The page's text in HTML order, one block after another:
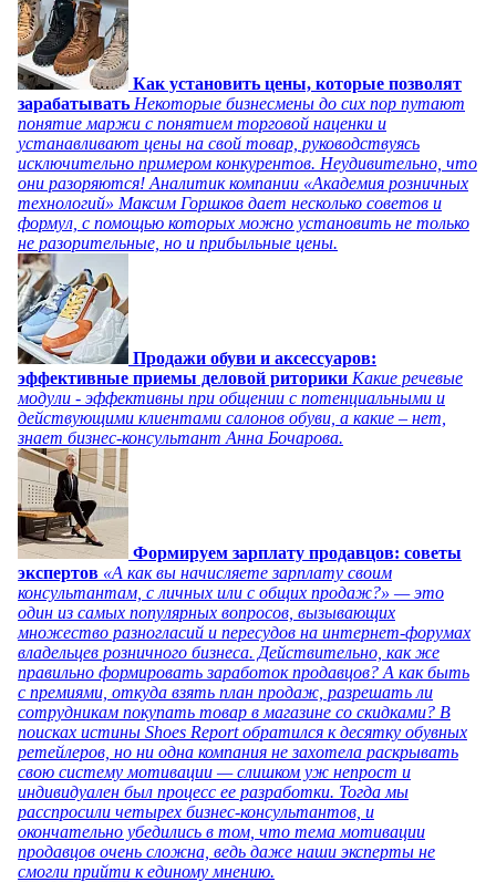
Как установить цены, которые позволят
зарабатывать Некоторые бизнесмены до сих пор путают
понятие маржи с понятием торговой наценки и
устанавливают цены на свой товар, руководствуясь
исключительно примером конкурентов. Неудивительно, что
они разоряются! Аналитик компании «Академия розничных
технологий» Максим Горшков дает несколько советов и
формул, с помощью которых можно установить не только
не разорительные, но и прибыльные цены.
Продажи обуви и аксессуаров:
эффективные приемы деловой риторики Какие речевые
модули - эффективны при общении с потенциальными и
действующими клиентами салонов обуви, а какие – нет,
знает бизнес-консультант Анна Бочарова.
Формируем зарплату продавцов: советы
экспертов «А как вы начисляете зарплату своим
консультантам, с личных или с общих продаж?» — это
один из самых популярных вопросов, вызывающих
множество разногласий и пересудов на интернет-форумах
владельцев розничного бизнеса. Действительно, как же
правильно формировать заработок продавцов? А как быть
с премиями, откуда взять план продаж, разрешать ли
сотрудникам покупать товар в магазине со скидками? В
поисках истины Shoes Report обратился к десятку обувных
ретейлеров, но ни одна компания не захотела раскрывать
свою систему мотивации — слишком уж непрост и
индивидуален был процесс ее разработки. Тогда мы
расспросили четырех бизнес-консультантов, и
окончательно убедились в том, что тема мотивации
продавцов очень сложна, ведь даже наши эксперты не
смогли прийти к единому мнению.